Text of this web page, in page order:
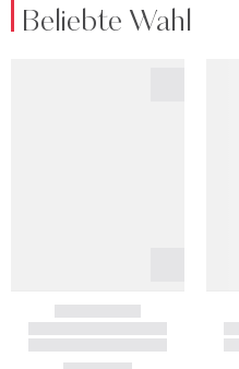
Beliebte Wahl